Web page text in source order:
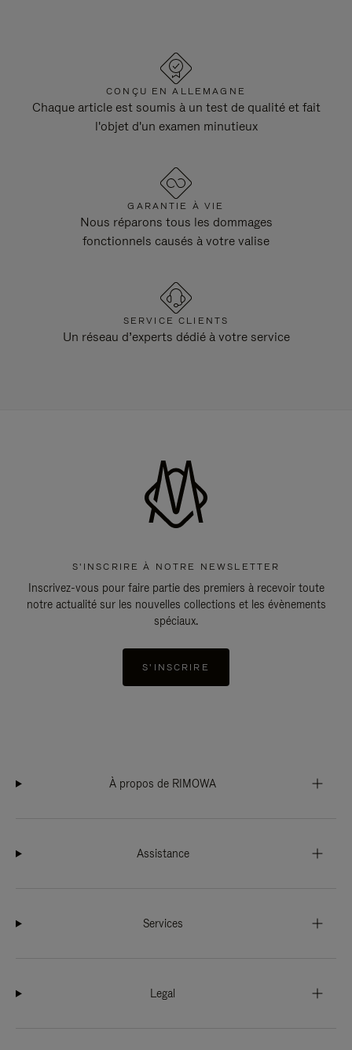
CONÇU EN ALLEMAGNE
Chaque article est soumis à un test de qualité et fait
l'objet d'un examen minutieux
GARANTIE À VIE
Nous réparons tous les dommages
fonctionnels causés à votre valise
SERVICE CLIENTS
Un réseau d’experts dédié à votre service
S'INSCRIRE À NOTRE NEWSLETTER
Inscrivez-vous pour faire partie des premiers à recevoir toute
notre actualité sur les nouvelles collections et les évènements
spéciaux.
S'INSCRIRE
À propos de RIMOWA
Assistance
Services
Legal